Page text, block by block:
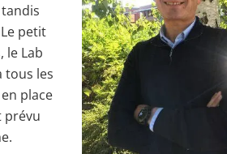
petit
le Lab
tous les
place
prévu